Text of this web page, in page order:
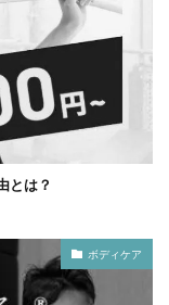
とは？
ボディケア